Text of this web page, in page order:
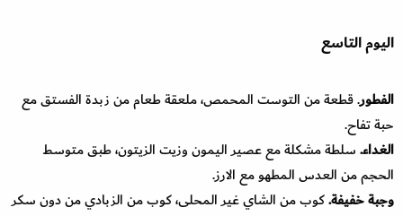
اليوم التاسع
الفطور. قطعة من التوست المحمص، ملعقة طعام من زبدة الفستق مع
حبة تفاح.
الغداء.سلطة مشكلة مع عصير اليمون وزيت الزيتون، طبق متوسط
الحجم من العدس المطهو مع الارز.
وجبة خفيفة.كوب من الشاي غير المحلى، كوب من الزبادي من دون سكر